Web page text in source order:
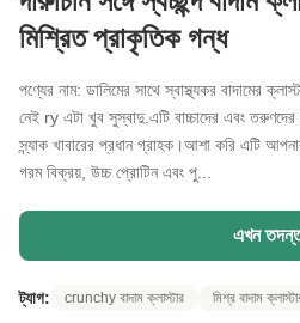
মিশ্রিত প্রাকৃতিক গন্ধ
পণ্যের নাম: ডালিমের সাথে স্বাস্থ্যকর বাদামের
নেই ry এটা খুব সুস্বাদু.এটি বাচ্চাদের এবং
স্ন্যাক খাবারের প্রধান গ্রাহক।আশা করি এটি
গরম বিক্রয়, উচ্চ প্রোটিন এবং পু...
এখন
ট্যাগ: crunchy বাদাম ক্লাস্টার মিশ্র বাদাম